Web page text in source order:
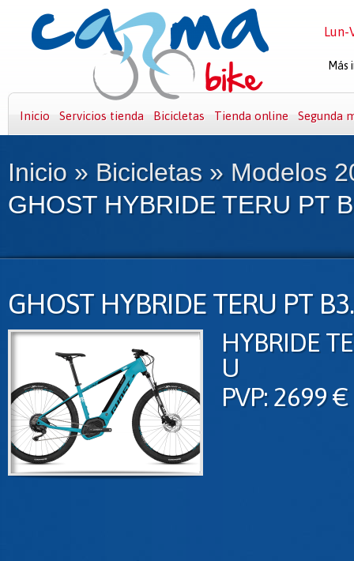
Inicio Servicios tienda Bicicletas Tienda online Segunda
Inicio » Bicicletas » Modelos
GHOST HYBRIDE TERU PT
GHOST HYBRIDE TERU PT
HYBRIDE
U
PVP: 2699 €
Lun-
Más